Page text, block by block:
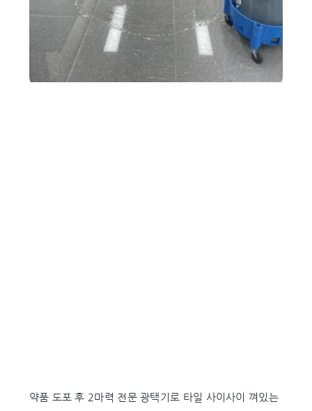
약품 도포 후 2마력 전문 광택기로 타일 사이사이 껴있는